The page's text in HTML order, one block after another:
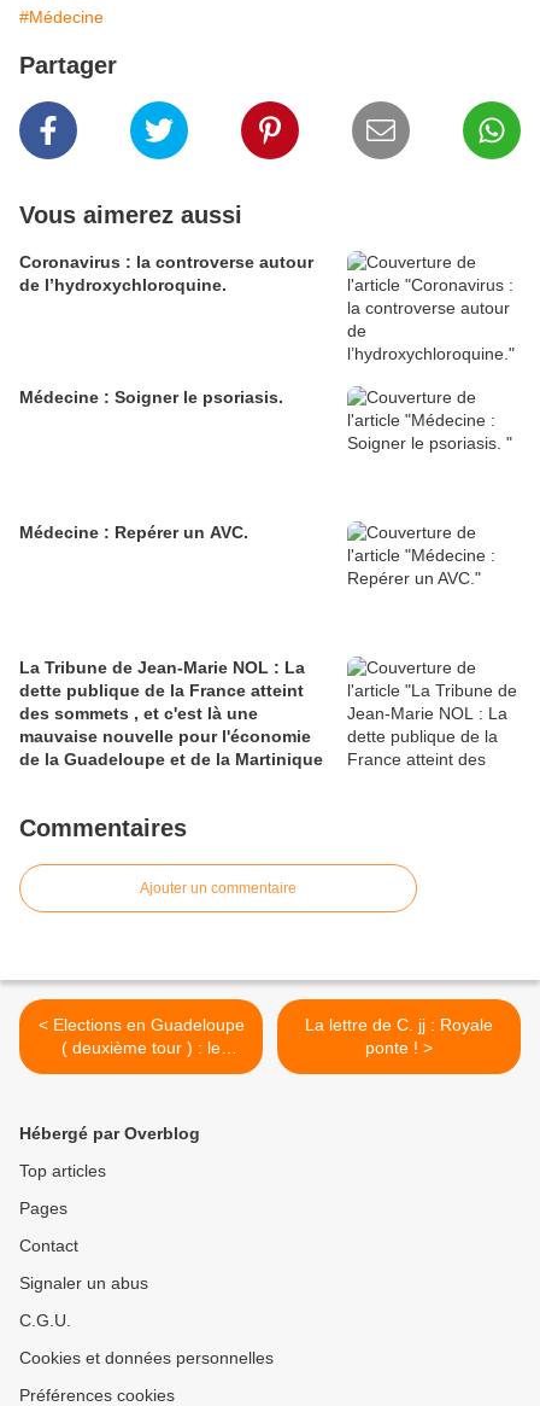
#Médecine
Partager
Vous aimerez aussi
Coronavirus : la controverse autour
de l’hydroxychloroquine.
Médecine : Soigner le psoriasis.
Médecine : Repérer un AVC.
La Tribune de Jean-Marie NOL : La
dette publique de la France atteint
des sommets , et c'est là une
mauvaise nouvelle pour l'économie
de la Guadeloupe et de la Martinique
Commentaires
Ajouter un commentaire
< Elections en Guadeloupe
( deuxième tour ) : le
commentaire d'un lecteur,
La lettre de C. jj : Royale
ponte ! >
Hébergé par Overblog
Top articles
Pages
Contact
Signaler un abus
C.G.U.
Cookies et données personnelles
Préférences cookies